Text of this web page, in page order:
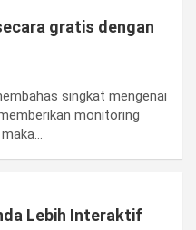
gratis dengan
singkat mengenai
monitoring
Lebih Interaktif